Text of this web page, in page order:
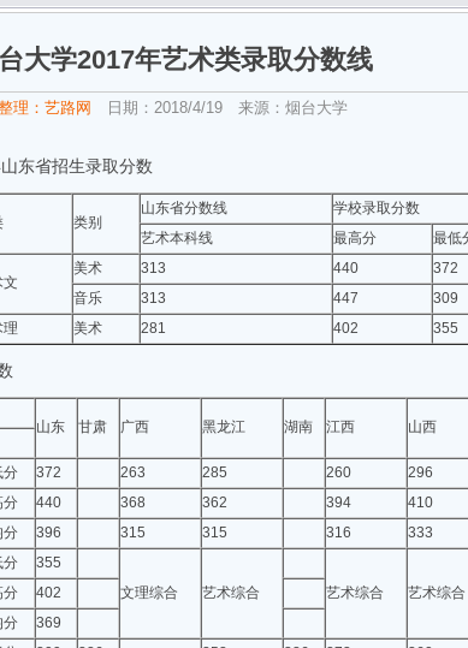
大学2017年艺术类录取分数线
理：艺路网 日期：2018/4/19 来源：烟台大学
省招生录取分数
类别
山东省分数线
学校录取分数
艺术本科线
最高分 最低
文
美术 313 440
372
音乐
313 447
309
理
美术 281 402 355
山东
甘肃 广西 黑龙江 湖南 江西 山西
分 372 263 285 260 296
分 440 368 362 394 410
分
396 315 315 316 333
分
355
文理综合
艺术综合 艺术综合 艺术综合
分 402
分 369